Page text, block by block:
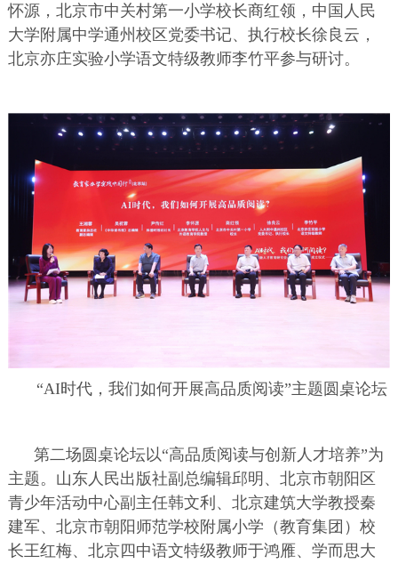
怀源，北京市中关村第一小学校长商红领，中国人民
大学附属中学通州校区党委书记、执行校长徐良云，
北京亦庄实验小学语文特级教师李竹平参与研讨。
“AI时代，我们如何开展高品质阅读”主题圆桌论坛
第二场圆桌论坛以“高品质阅读与创新人才培养”为
主题。山东人民出版社副总编辑邱明、北京市朝阳区
青少年活动中心副主任韩文利、北京建筑大学教授秦
建军、北京市朝阳师范学校附属小学（教育集团）校
长王红梅、北京四中语文特级教师于鸿雁、学而思大